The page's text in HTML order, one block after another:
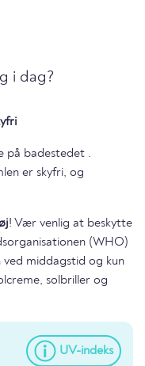
i dag?
på badestedet .
er skyfri, og
! Vær venlig at beskytte
(WHO)
ved middagstid og kun
solbriller og
UV-indeks